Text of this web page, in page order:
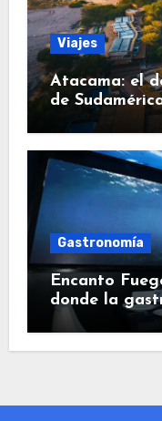
Viajes
Atacama: el
de
los viajeros
Gastronomía
Encanto
donde la
los sentidos